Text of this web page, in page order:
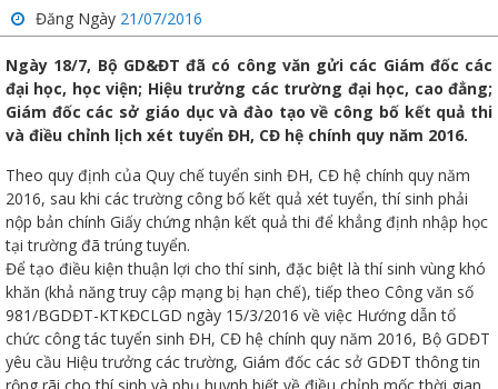
Đăng Ngày 21/07/2016
Ngày 18/7, Bộ GD&ĐT đã có công văn gửi các Giám đốc các
đại học, học viện; Hiệu trưởng các trường đại học, cao đẳng;
Giám đốc các sở giáo dục và đào tạo về công bố kết quả thi
và điều chỉnh lịch xét tuyển ĐH, CĐ hệ chính quy năm 2016.
Theo quy định của Quy chế tuyển sinh ĐH, CĐ hệ chính quy năm
2016, sau khi các trường công bố kết quả xét tuyển, thí sinh phải
nộp bản chính Giấy chứng nhận kết quả thi để khẳng định nhập học
tại trường đã trúng tuyển.
Để tạo điều kiện thuận lợi cho thí sinh, đặc biệt là thí sinh vùng khó
khăn (khả năng truy cập mạng bị hạn chế), tiếp theo Công văn số
981/BGDĐT-KTKĐCLGD ngày 15/3/2016 về việc Hướng dẫn tổ
chức công tác tuyển sinh ĐH, CĐ hệ chính quy năm 2016, Bộ GDĐT
yêu cầu Hiệu trưởng các trường, Giám đốc các sở GDĐT thông tin